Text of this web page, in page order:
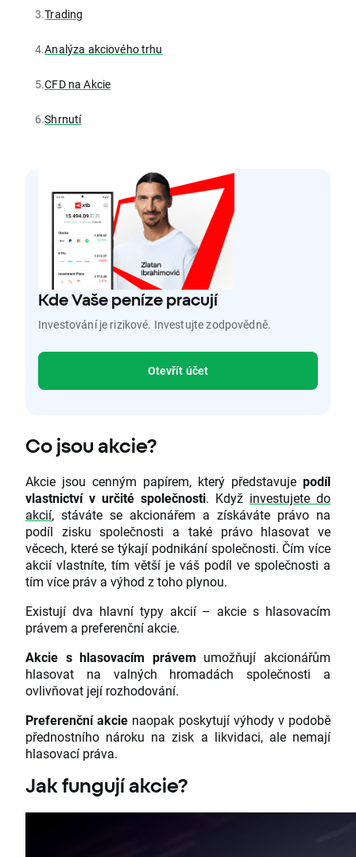
3.Trading
4.Analýza akciového trhu
5.CFD na Akcie
6.Shrnutí
Kde Vaše peníze pracují
Investování je rizikové. Investujte zodpovědně.
Otevřít účet
Co jsou akcie?
Akcie jsou cenným papírem, který představuje podíl
vlastnictví v určité společnosti. Když investujete do
akcií, stáváte se akcionářem a získáváte právo na
podíl zisku společnosti a také právo hlasovat ve
věcech, které se týkají podnikání společnosti. Čím více
akcií vlastníte, tím větší je váš podíl ve společnosti a
tím více práv a výhod z toho plynou.
Existují dva hlavní typy akcií – akcie s hlasovacím
právem a preferenční akcie.
Akcie s hlasovacím právem umožňují akcionářům
hlasovat na valných hromadách společnosti a
ovlivňovat její rozhodování.
Preferenční akcie naopak poskytují výhody v podobě
přednostního nároku na zisk a likvidaci, ale nemají
hlasovací práva.
Jak fungují akcie?